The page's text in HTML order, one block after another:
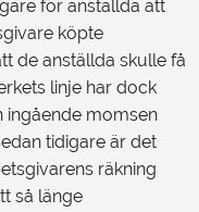
för anställda att
köpte
de anställda skulle få
linje har dock
ingående momsen
tidigare är det
räkning
så länge